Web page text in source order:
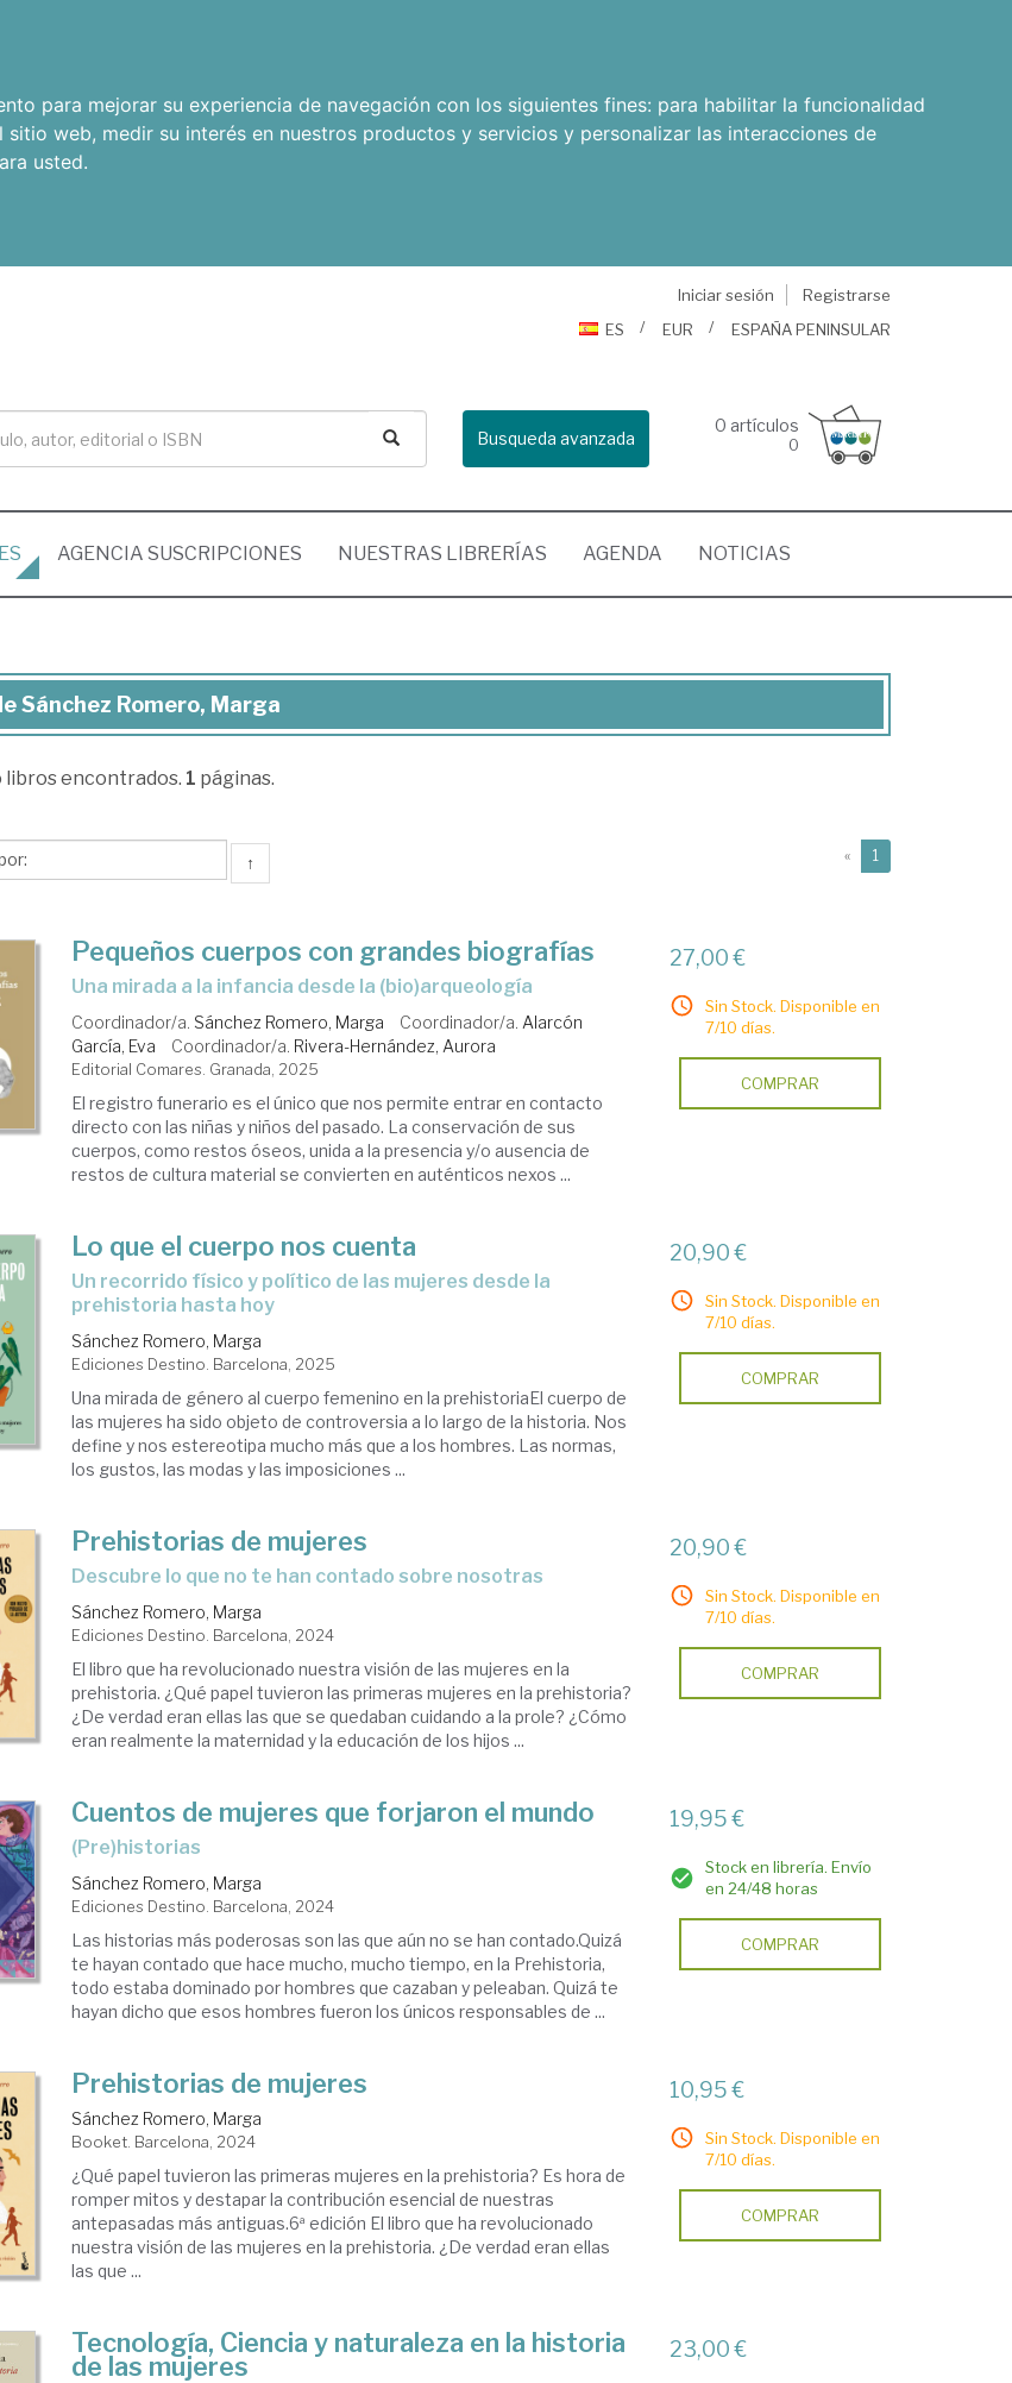
para mejorar su experiencia de navegación con los siguientes fines: para habilitar la funcionalidad
sitio web, medir su interés en nuestros productos y servicios y personalizar las interacciones de
usted.
Iniciar sesión
Registrarse
ES
EUR ESPAÑA PENINSULAR
Busqueda avanzada
0 artículos
0
AGENCIA SUSCRIPCIONES NUESTRAS LIBRERÍAS AGENDA NOTICIAS
Sánchez Romero, Marga
libros encontrados. 1 páginas.
↑ « 1
Pequeños cuerpos con grandes biografías
Una mirada a la infancia desde la (bio)arqueología
Coordinador/a. Sánchez Romero, Marga Coordinador/a. Alarcón
García, Eva
Coordinador/a. Rivera-Hernández, Aurora
Editorial Comares. Granada, 2025
El registro funerario es el único que nos permite entrar en contacto
directo con las niñas y niños del pasado. La conservación de sus
cuerpos, como restos óseos, unida a la presencia y/o ausencia de
restos de cultura material se convierten en auténticos nexos ...
27,00 €
Sin Stock. Disponible en
7/10 días.
COMPRAR
Lo que el cuerpo nos cuenta
Un recorrido físico y político de las mujeres desde la
prehistoria hasta hoy
Sánchez Romero, Marga
Ediciones Destino. Barcelona, 2025
Una mirada de género al cuerpo femenino en la prehistoriaEl cuerpo de
las mujeres ha sido objeto de controversia a lo largo de la historia. Nos
define y nos estereotipa mucho más que a los hombres. Las normas,
los gustos, las modas y las imposiciones ...
20,90 €
Sin Stock. Disponible en
7/10 días.
COMPRAR
Prehistorias de mujeres
Descubre lo que no te han contado sobre nosotras
Sánchez Romero, Marga
Ediciones Destino. Barcelona, 2024
El libro que ha revolucionado nuestra visión de las mujeres en la
prehistoria. ¿Qué papel tuvieron las primeras mujeres en la prehistoria?
¿De verdad eran ellas las que se quedaban cuidando a la prole? ¿Cómo
eran realmente la maternidad y la educación de los hijos ...
20,90 €
Sin Stock. Disponible en
7/10 días.
COMPRAR
Cuentos de mujeres que forjaron el mundo
(Pre)historias
Sánchez Romero, Marga
Ediciones Destino. Barcelona, 2024
Las historias más poderosas son las que aún no se han contado.Quizá
te hayan contado que hace mucho, mucho tiempo, en la Prehistoria,
todo estaba dominado por hombres que cazaban y peleaban. Quizá te
hayan dicho que esos hombres fueron los únicos responsables de ...
19,95 €
Stock en librería. Envío
en 24/48 horas
COMPRAR
Prehistorias de mujeres
Sánchez Romero, Marga
Booket. Barcelona, 2024
¿Qué papel tuvieron las primeras mujeres en la prehistoria? Es hora de
romper mitos y destapar la contribución esencial de nuestras
antepasadas más antiguas.6ª edición El libro que ha revolucionado
nuestra visión de las mujeres en la prehistoria. ¿De verdad eran ellas
las que ...
10,95 €
Sin Stock. Disponible en
7/10 días.
COMPRAR
Tecnología, Ciencia y naturaleza en la historia
de las mujeres
23,00 €